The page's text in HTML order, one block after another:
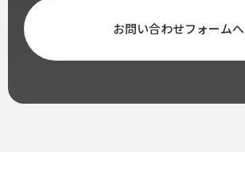
お問い合わせフォームへ